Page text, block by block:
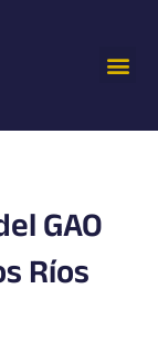
GAO
Ríos